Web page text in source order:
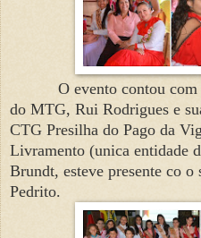
O evento contou com a
do MTG, Rui Rodrigues e
CTG Presilha do Pago da
Livramento (unica entidade
Brundt, esteve presente co
Pedrito.